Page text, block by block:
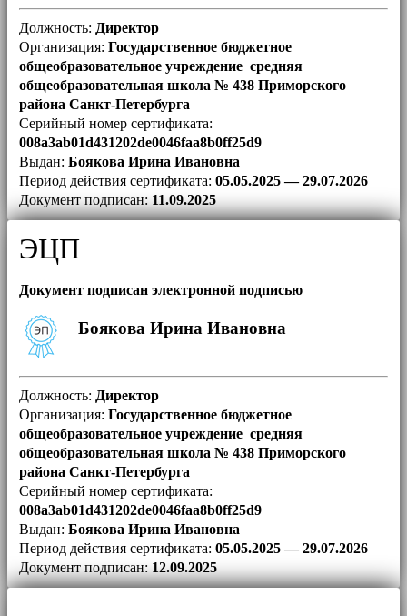
Должность: Директор
Организация: Государственное бюджетное
общеобразовательное учреждение средняя
общеобразовательная школа № 438 Приморского
района Санкт-Петербурга
Серийный номер сертификата:
008a3ab01d431202de0046faa8b0ff25d9
Выдан: Боякова Ирина Ивановна
Период действия сертификата: 05.05.2025 — 29.07.2026
Документ подписан: 11.09.2025
ЭЦП
Документ подписан электронной подписью
Боякова Ирина Ивановна
Должность: Директор
Организация: Государственное бюджетное
общеобразовательное учреждение средняя
общеобразовательная школа № 438 Приморского
района Санкт-Петербурга
Серийный номер сертификата:
008a3ab01d431202de0046faa8b0ff25d9
Выдан: Боякова Ирина Ивановна
Период действия сертификата: 05.05.2025 — 29.07.2026
Документ подписан: 12.09.2025